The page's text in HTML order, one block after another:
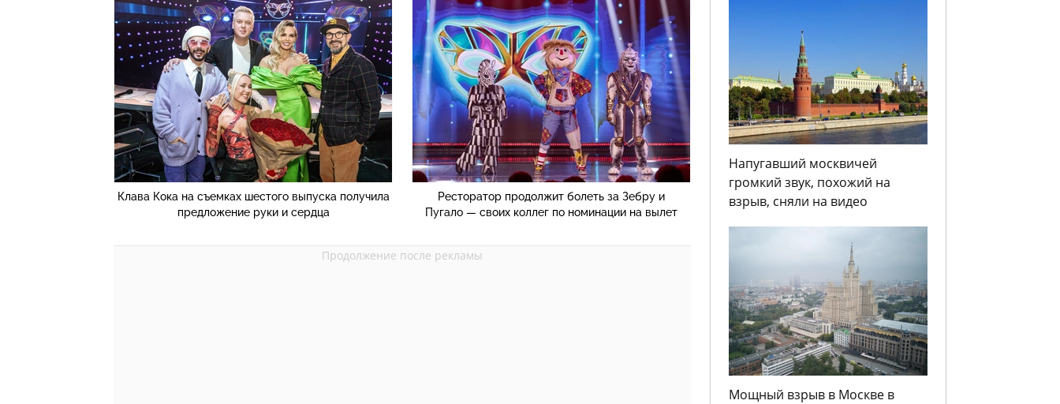
Клава Кока на съемках шестого выпуска получила
предложение руки и сердца
Ресторатор продолжит болеть за Зебру и
Пугало — своих коллег по номинации на вылет
Напугавший москвичей
громкий звук, похожий на
взрыв, сняли на видео
Мощный взрыв в Москве в